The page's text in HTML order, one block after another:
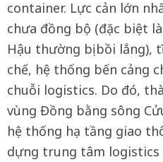
container. Lực cản lớn
chưa đồng bộ (đặc biệt
Hậu thường bị bồi lắng),
chế, hệ thống bến cảng
chuỗi logistics. Do đó,
vùng Đồng bằng sông
hệ thống hạ tầng giao
dựng trung tâm logistics